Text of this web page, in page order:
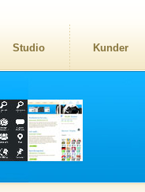
Studio Kunder